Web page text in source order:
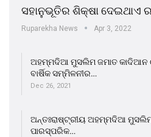
ସହାନୁଭୂତିର ଶିକ୍ଷା ଦେଇଥାଏ
Ruparekha News Apr 3, 2022
ଅହମ୍ମଦିଆ ମୁସଲିମ ଜମାତ କାଦିଆନ
ବାର୍ଷିକ ସମ୍ମିଳନୀର…
Dec 26, 2021
ଅନ୍ତଃରାଷ୍ଟ୍ରୀୟ ଅହମ୍ମଦିଆ ମୁସଲିମ
ପାରସ୍ପରିକ…